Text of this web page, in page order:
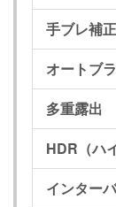
手ブレ補正
オートブ
多重露出
HDR（ハ
インター